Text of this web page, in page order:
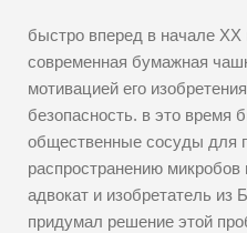
быстро вперед в начале
современная бумажная
мотивацией его
безопасность. в это время
общественные сосуды для
распространению микробов
адвокат и изобретатель из
придумал решение этой